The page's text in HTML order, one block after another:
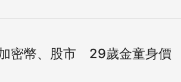
密幣、股市 29歲金童身價